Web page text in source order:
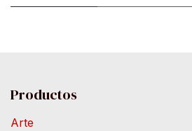
Productos
Arte